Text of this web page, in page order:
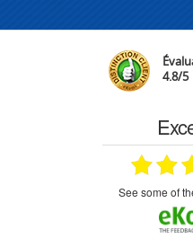
4.8/5
see some of
bien rien a dire .what